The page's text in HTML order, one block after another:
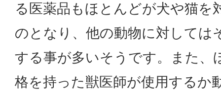
る医薬品もほとんどが犬や猫を
のとなり、他の動物に対しては
する事が多いそうです。また、
格を持った獣医師が使用するか